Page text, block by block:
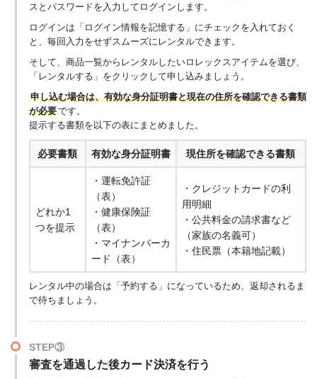
スとパスワードを入力してログインします。
ログインは「ログイン情報を記憶する」にチェックを入れておく
と、毎回入力をせずスムーズにレンタルできます。
そして、商品一覧からレンタルしたいロレックスアイテムを選び、
「レンタルする」をクリックして申し込みましょう。
申し込む場合は、有効な身分証明書と現在の住所を確認できる書類
が必要です。
提示する書類を以下の表にまとめました。
必要書類 有効な身分証明書 現住所を確認できる書類
どれか1
つを提示
・運転免許証
（表）
・健康保険証
（表）
・マイナンバーカ
ード（表）
・クレジットカードの利
用明細
・公共料金の請求書など
（家族の名義可）
・住民票（本籍地記載）
レンタル中の場合は「予約する」になっているため、返却されるま
で待ちましょう。
STEP③
審査を通過した後カード決済を行う